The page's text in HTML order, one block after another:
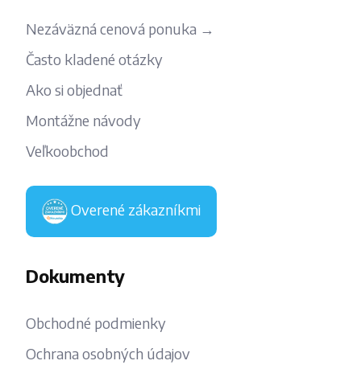
Nezáväzná cenová ponuka →
Často kladené otázky
Ako si objednať
Montážne návody
Veľkoobchod
Overené zákazníkmi
Dokumenty
Obchodné podmienky
Ochrana osobných údajov